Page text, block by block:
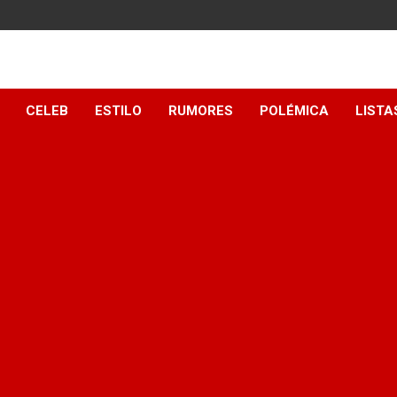
CELEB ESTILO RUMORES POLÉMICA